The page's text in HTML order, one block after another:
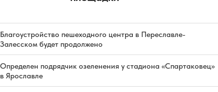
Благоустройство пешеходного центра в Переславле-
Залесском будет продолжено
Определен подрядчик озеленения у стадиона «Спартаковец»
в Ярославле